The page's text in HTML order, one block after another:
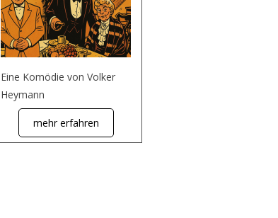
Eine Komödie von Volker
Heymann
mehr erfahren